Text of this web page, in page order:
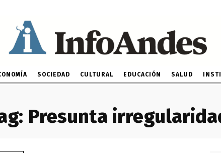
SOCIEDAD CULTURAL EDUCACIÓN SALUD
Presunta